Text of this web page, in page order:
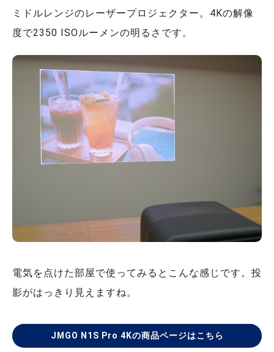
ミドルレンジのレーザープロジェクター。4Kの解像
度で2350 ISOルーメンの明るさです。
電気を点けた部屋で使ってみるとこんな感じです。投
影がはっきり見えますね。
JMGO N1S Pro 4Kの商品ページはこちら